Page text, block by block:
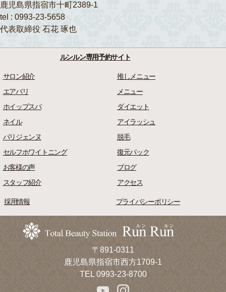
鹿児島県指宿市十町2389-1
tel : 0993-23-5658
代表取締役 石花 琢也
ルンルン専用予約サイト
サロン紹介
推しメニュー
エアバリ
メニュー
ホイップスパ
ダイエット
ネイル
アイラッシュ
パリジェンヌ
脱毛
セルフホワイトニング
復元パック
お客様の声
ブログ
スタッフ紹介
アクセス
採用情報 プライバシーポリシー
〒891-0311
鹿児島県指宿市西方1709-1
TEL 0993-23-8700